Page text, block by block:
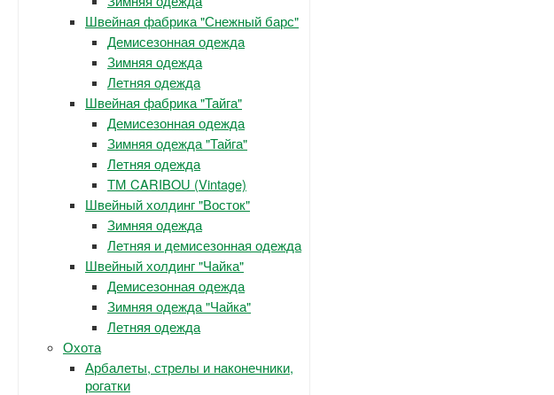
Швейная фабрика "Снежный барс"
Демисезонная одежда
Зимняя одежда
Летняя одежда
Швейная фабрика "Тайга"
Демисезонная одежда
Зимняя одежда "Тайга"
Летняя одежда
ТМ CARIBOU (Vintage)
Швейный холдинг "Восток"
Зимняя одежда
Летняя и демисезонная одежда
Швейный холдинг "Чайка"
Демисезонная одежда
Зимняя одежда "Чайка"
Летняя одежда
Охота
Арбалеты, стрелы и наконечники,
рогатки